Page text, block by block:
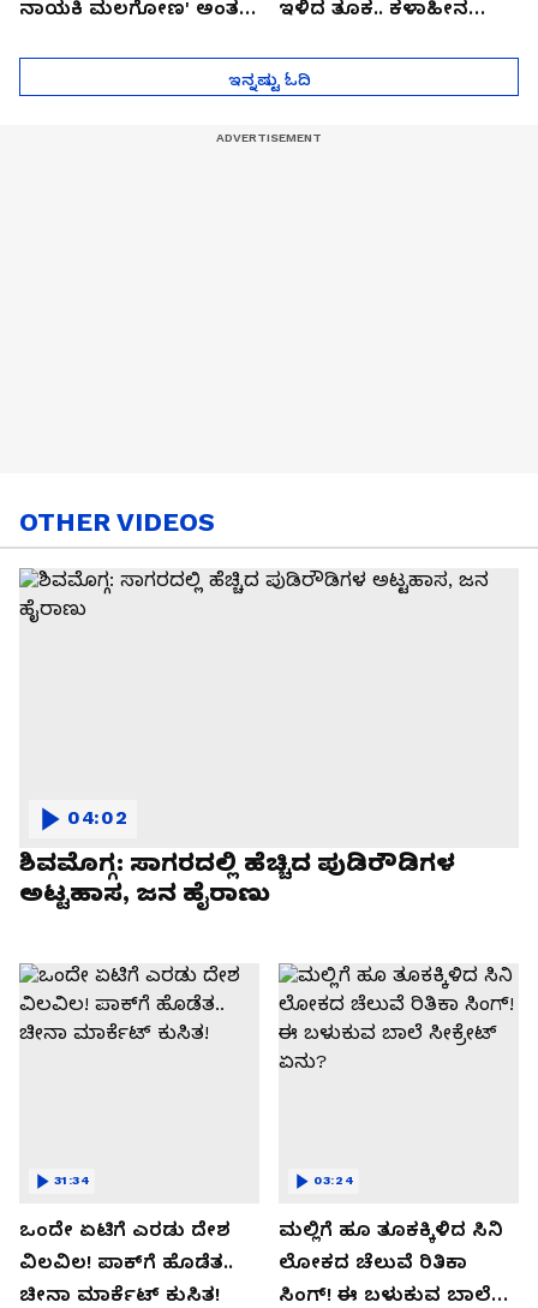
ನಾಯಕಿ ಮಲಗೋಣ' ಅಂತ
ಇಳಿದ ತೂಕ.. ಕಳಾಹೀನ
ಇನ್ನಷ್ಟು ಓದಿ
OTHER VIDEOS
ಶಿವಮೊಗ್ಗ: ಸಾಗರದಲ್ಲಿ ಹೆಚ್ಚಿದ ಪುಡಿರೌಡಿಗಳ
ಅಟ್ಟಹಾಸ, ಜನ ಹೈರಾಣು
04:02
ಒಂದೇ ಏಟಿಗೆ ಎರಡು ದೇಶ
ವಿಲವಿಲ! ಪಾಕ್​​ಗೆ ಹೊಡೆತ..
ಚೀನಾ ಮಾರ್ಕೆಟ್​ ಕುಸಿತ!
31:34
ಮಲ್ಲಿಗೆ ಹೂ ತೂಕಕ್ಕಿಳಿದ ಸಿನಿ
ಲೋಕದ ಚೆಲುವೆ ರಿತಿಕಾ
ಸಿಂಗ್!‌ ಈ ಬಳುಕುವ ಬಾಲೆ
03:24